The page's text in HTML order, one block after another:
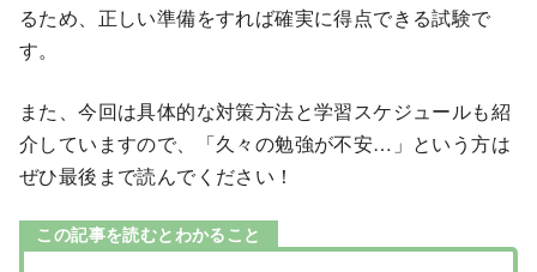
るため、正しい準備をすれば確実に得点できる試験で
す。
また、今回は具体的な対策方法と学習スケジュールも紹
介していますので、「久々の勉強が不安…」という方は
ぜひ最後まで読んでください！
この記事を読むとわかること